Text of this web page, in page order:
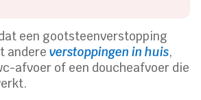
een gootsteenverstopping
andereverstoppingen in huis,
afvoer of een doucheafvoer die